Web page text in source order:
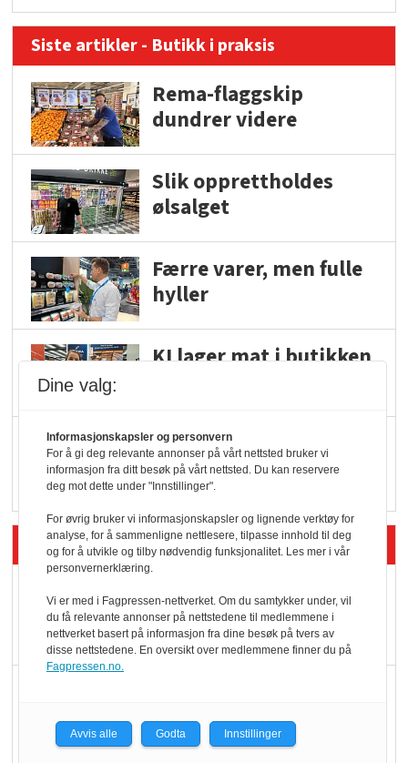
Siste artikler - Butikk i praksis
Rema-flaggskip
dundrer videre
Slik opprettholdes
ølsalget
Færre varer, men fulle
hyller
KI lager mat i butikken
Q passerte 1 milliard i
Rema i 2025
Siste artikler - Økologisk
Kolonihagens norske
yoghurt: Trues av
melkemangel
Økologisk Norge sin
hederspris
Dine valg:
Informasjonskapsler og personvern
For å gi deg relevante annonser på vårt nettsted bruker vi
informasjon fra ditt besøk på vårt nettsted. Du kan reservere
deg mot dette under "Innstillinger".
For øvrig bruker vi informasjonskapsler og lignende verktøy for
analyse, for å sammenligne nettlesere, tilpasse innhold til deg
og for å utvikle og tilby nødvendig funksjonalitet. Les mer i vår
personvernerklæring.
Vi er med i Fagpressen-nettverket. Om du samtykker under, vil
du få relevante annonser på nettstedene til medlemmene i
nettverket basert på informasjon fra dine besøk på tvers av
disse nettstedene. En oversikt over medlemmene finner du på
Fagpressen.no.
Avvis alle Godta Innstillinger